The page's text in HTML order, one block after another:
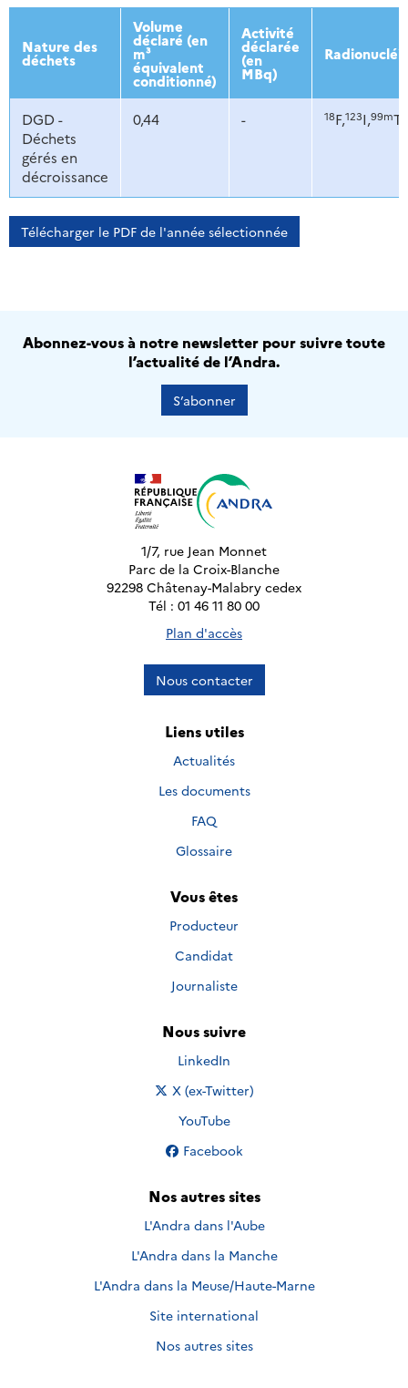
2013 2014 2015 2016
Nature des
déchets
Volume
déclaré (en
m³
équivalent
conditionné)
Activité
déclarée
(en
MBq)
DGD -
Déchets
gérés en
décroissance
0,44 - 18F,123I,99mTc
Télécharger le PDF de l'année sélectionnée
Abonnez-vous à notre newsletter pour suivre toute
l’actualité de l’Andra.
S’abonner
1/7, rue Jean Monnet
Parc de la Croix-Blanche
92298 Châtenay-Malabry cedex
Tél : 01 46 11 80 00
Plan d'accès
Nous contacter
Liens utiles
Actualités
Les documents
FAQ
Glossaire
Vous êtes
Producteur
Candidat
Journaliste
Nous suivre
Nous suivre sur
LinkedIn
Nous suivre sur
X (ex-Twitter)
Nous suivre sur
YouTube
Nous suivre sur
Facebook
Nos autres sites
L'Andra dans l'Aube
L'Andra dans la Manche
L'Andra dans la Meuse/Haute-Marne
Site international
Nos autres sites